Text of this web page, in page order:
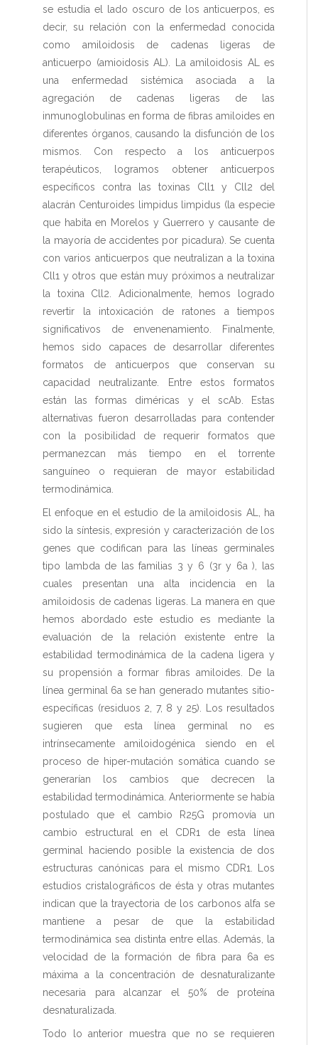
se estudia el lado oscuro de los anticuerpos, es
decir, su relación con la enfermedad conocida
como amiloidosis de cadenas ligeras de
anticuerpo (amioidosis AL). La amiloidosis AL es
una enfermedad sistémica asociada a la
agregación de cadenas ligeras de las
inmunoglobulinas en forma de fibras amiloides en
diferentes órganos, causando la disfunción de los
mismos. Con respecto a los anticuerpos
terapéuticos, logramos obtener anticuerpos
específicos contra las toxinas Cll1 y Cll2 del
alacrán Centuroides limpidus limpidus (la especie
que habita en Morelos y Guerrero y causante de
la mayoría de accidentes por picadura). Se cuenta
con varios anticuerpos que neutralizan a la toxina
Cll1 y otros que están muy próximos a neutralizar
la toxina Cll2. Adicionalmente, hemos logrado
revertir la intoxicación de ratones a tiempos
significativos de envenenamiento. Finalmente,
hemos sido capaces de desarrollar diferentes
formatos de anticuerpos que conservan su
capacidad neutralizante. Entre estos formatos
están las formas diméricas y el scAb. Estas
alternativas fueron desarrolladas para contender
con la posibilidad de requerir formatos que
permanezcan más tiempo en el torrente
sanguíneo o requieran de mayor estabilidad
termodinámica.
El enfoque en el estudio de la amiloidosis AL, ha
sido la síntesis, expresión y caracterización de los
genes que codifican para las líneas germinales
tipo lambda de las familias 3 y 6 (3r y 6a ), las
cuales presentan una alta incidencia en la
amiloidosis de cadenas ligeras. La manera en que
hemos abordado este estudio es mediante la
evaluación de la relación existente entre la
estabilidad termodinámica de la cadena ligera y
su propensión a formar fibras amiloides. De la
línea germinal 6a se han generado mutantes sitio-
específicas (residuos 2, 7, 8 y 25). Los resultados
sugieren que esta línea germinal no es
intrínsecamente amiloidogénica siendo en el
proceso de hiper-mutación somática cuando se
generarían los cambios que decrecen la
estabilidad termodinámica. Anteriormente se había
postulado que el cambio R25G promovía un
cambio estructural en el CDR1 de esta línea
germinal haciendo posible la existencia de dos
estructuras canónicas para el mismo CDR1. Los
estudios cristalográficos de ésta y otras mutantes
indican que la trayectoria de los carbonos alfa se
mantiene a pesar de que la estabilidad
termodinámica sea distinta entre ellas. Además, la
velocidad de la formación de fibra para 6a es
máxima a la concentración de desnaturalizante
necesaria para alcanzar el 50% de proteína
desnaturalizada.
Todo lo anterior muestra que no se requieren